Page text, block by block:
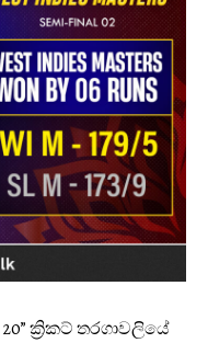
ක්‍රිකට් තරගාවලියේ